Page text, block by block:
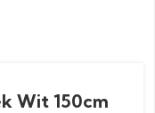
Wit 150cm